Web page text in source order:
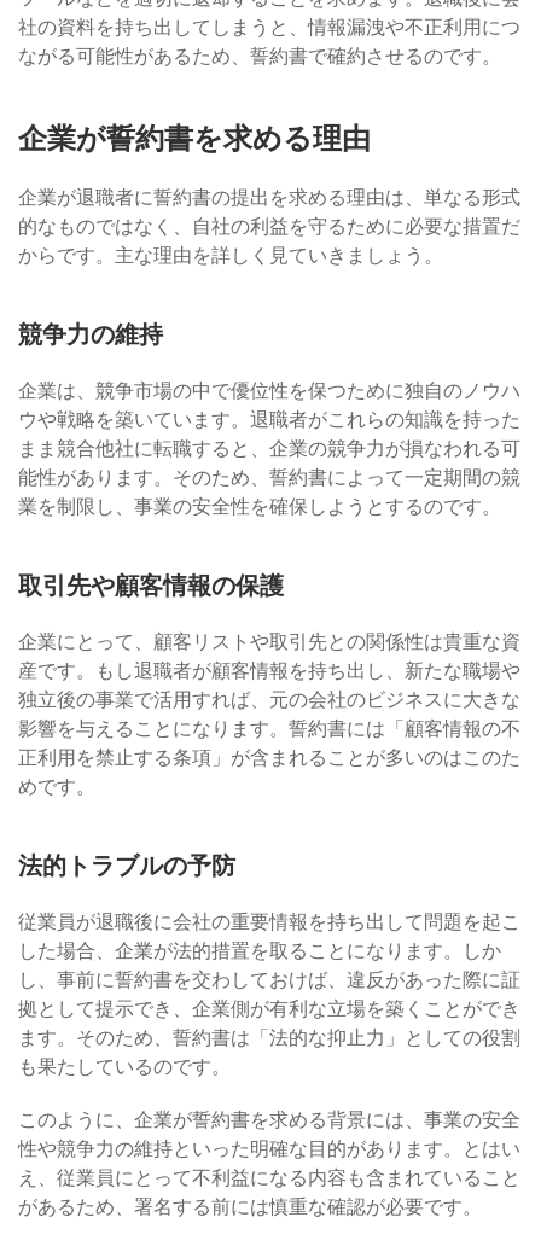
社の資料を持ち出してしまうと、情報漏洩や不正利用につ
ながる可能性があるため、誓約書で確約させるのです。
企業が誓約書を求める理由
企業が退職者に誓約書の提出を求める理由は、単なる形式
的なものではなく、自社の利益を守るために必要な措置だ
からです。主な理由を詳しく見ていきましょう。
競争力の維持
企業は、競争市場の中で優位性を保つために独自のノウハ
ウや戦略を築いています。退職者がこれらの知識を持った
まま競合他社に転職すると、企業の競争力が損なわれる可
能性があります。そのため、誓約書によって一定期間の競
業を制限し、事業の安全性を確保しようとするのです。
取引先や顧客情報の保護
企業にとって、顧客リストや取引先との関係性は貴重な資
産です。もし退職者が顧客情報を持ち出し、新たな職場や
独立後の事業で活用すれば、元の会社のビジネスに大きな
影響を与えることになります。誓約書には「顧客情報の不
正利用を禁止する条項」が含まれることが多いのはこのた
めです。
法的トラブルの予防
従業員が退職後に会社の重要情報を持ち出して問題を起こ
した場合、企業が法的措置を取ることになります。しか
し、事前に誓約書を交わしておけば、違反があった際に証
拠として提示でき、企業側が有利な立場を築くことができ
ます。そのため、誓約書は「法的な抑止力」としての役割
も果たしているのです。
このように、企業が誓約書を求める背景には、事業の安全
性や競争力の維持といった明確な目的があります。とはい
え、従業員にとって不利益になる内容も含まれていること
があるため、署名する前には慎重な確認が必要です。